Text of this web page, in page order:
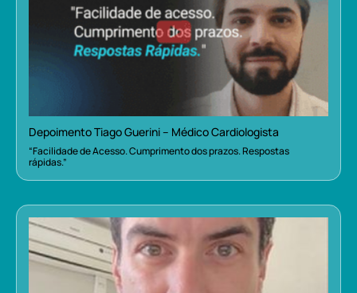
Depoimento Tiago Guerini – Médico Cardiologista
“Facilidade de Acesso. Cumprimento dos prazos. Respostas
rápidas.”